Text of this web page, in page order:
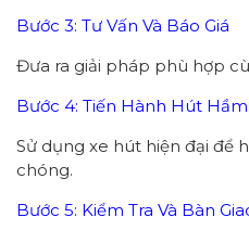
Bước 3: Tư Vấn Và Báo Giá
Đưa ra giải pháp phù hợp
Bước 4: Tiến Hành Hút
Sử dụng xe hút hiện đại để
chóng.
Bước 5: Kiểm Tra Và Bàn